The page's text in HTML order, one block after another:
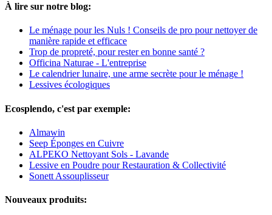
À lire sur notre blog:
Le ménage pour les Nuls ! Conseils de pro pour nettoyer de
manière rapide et efficace
Trop de propreté, pour rester en bonne santé ?
Officina Naturae - L'entreprise
Le calendrier lunaire, une arme secrète pour le ménage !
Lessives écologiques
Ecosplendo, c'est par exemple:
Almawin
Seep Éponges en Cuivre
ALPEKO Nettoyant Sols - Lavande
Lessive en Poudre pour Restauration & Collectivité
Sonett Assouplisseur
Nouveaux produits: